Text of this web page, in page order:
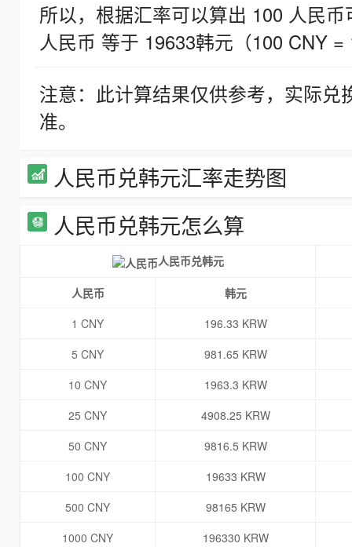
所以，根据汇率可以算出 100 人民
人民币 等于 19633韩元（100 CNY =
注意：此计算结果仅供参考，实际
准。
人民币兑韩元汇率走势图
人民币兑韩元怎么算
人民币兑韩元
人民币
韩元
1 CNY
196.33 KRW
5 CNY
981.65 KRW
10 CNY
1963.3 KRW
25 CNY
4908.25 KRW
50 CNY
9816.5 KRW
100 CNY
19633 KRW
500 CNY
98165 KRW
1000 CNY
196330 KRW